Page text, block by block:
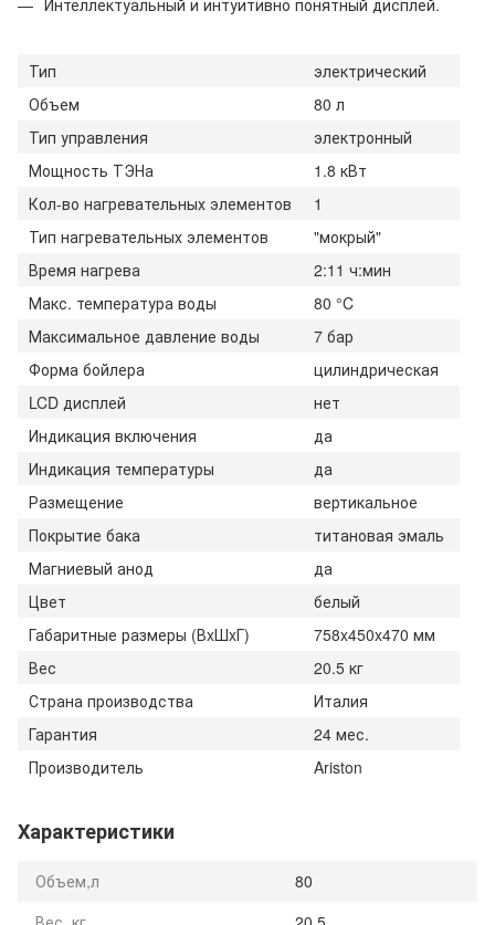
Интеллектуальный и интуитивно понятный дисплей.
Тип
электрический
Объем
80 л
Тип управления
электронный
Мощность ТЭНа
1.8 кВт
Кол-во нагревательных элементов
1
Тип нагревательных элементов
"мокрый"
Время нагрева
2:11 ч:мин
Макс. температура воды
80 °C
Максимальное давление воды
7 бар
Форма бойлера
цилиндрическая
LCD дисплей
нет
Индикация включения
да
Индикация температуры
да
Размещение
вертикальное
Покрытие бака
титановая эмаль
Магниевый анод
да
Цвет
белый
Габаритные размеры (ВxШxГ)
758x450x470 мм
Вес
20.5 кг
Страна производства
Италия
Гарантия
24 мес.
Производитель
Ariston
Характеристики
Объем,л
80